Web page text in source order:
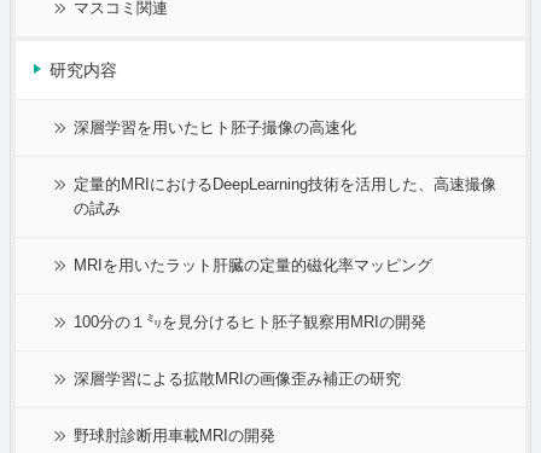
マスコミ関連
研究内容
深層学習を用いたヒト胚子撮像の高速化
定量的MRIにおけるDeepLearning技術を活用した、高速撮像
の試み
MRIを用いたラット肝臓の定量的磁化率マッピング
100分の１㍉を見分けるヒト胚子観察用MRIの開発
深層学習による拡散MRIの画像歪み補正の研究
野球肘診断用車載MRIの開発